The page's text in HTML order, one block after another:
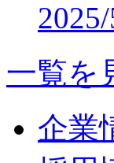
一覧を
企業